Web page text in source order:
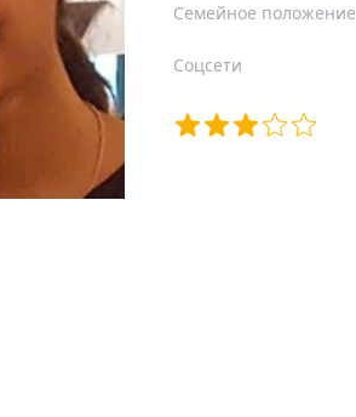
Семейное положение
Соцсети